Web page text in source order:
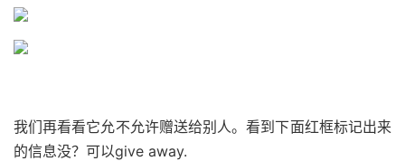
我们再看看它允不允许赠送给别人。看到下面红框标记出来
的信息没？ 可以give away.